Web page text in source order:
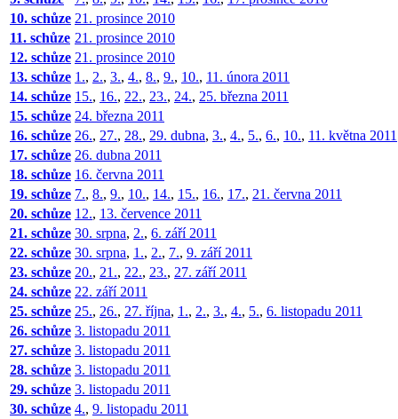
10. schůze 21. prosince 2010
11. schůze 21. prosince 2010
12. schůze 21. prosince 2010
13. schůze 1., 2., 3., 4., 8., 9., 10., 11. února 2011
14. schůze 15., 16., 22., 23., 24., 25. března 2011
15. schůze 24. března 2011
16. schůze 26., 27., 28., 29. dubna, 3., 4., 5., 6., 10., 11. května 2011
17. schůze 26. dubna 2011
18. schůze 16. června 2011
19. schůze 7., 8., 9., 10., 14., 15., 16., 17., 21. června 2011
20. schůze 12., 13. července 2011
21. schůze 30. srpna, 2., 6. září 2011
22. schůze 30. srpna, 1., 2., 7., 9. září 2011
23. schůze 20., 21., 22., 23., 27. září 2011
24. schůze 22. září 2011
25. schůze 25., 26., 27. října, 1., 2., 3., 4., 5., 6. listopadu 2011
26. schůze 3. listopadu 2011
27. schůze 3. listopadu 2011
28. schůze 3. listopadu 2011
29. schůze 3. listopadu 2011
30. schůze 4., 9. listopadu 2011